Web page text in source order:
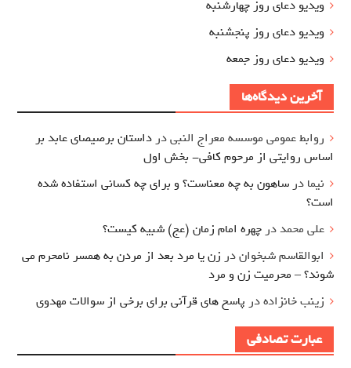
ویدیو دعای روز چهارشنبه
ویدیو دعای روز پنجشنبه
ویدیو دعای روز جمعه
آخرین دیدگاه‌ها
روابط عمومی موسسه معراج النبیدر داستان برصیصای عابد بر
اساس روایتی از مرحوم کافی- بخش اول
نیما در ساهون به چه معناست؟ و برای چه کسانی استفاده شده
است؟
علی محمددر چهره امام زمان (عج) شبیه کیست؟
ابوالقاسم شبخواندر زن یا مرد بعد از مردن به همسر نامحرم می
شوند؟ – محرمیت زن و مرد
زینب خانزادهدر پاسخ های قرآنی برای برخی از سوالات مهدوی
عبارت تصادفی